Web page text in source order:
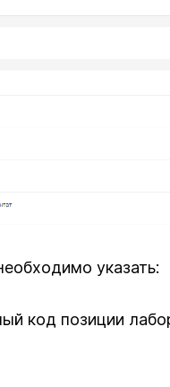
указать:
код позиции